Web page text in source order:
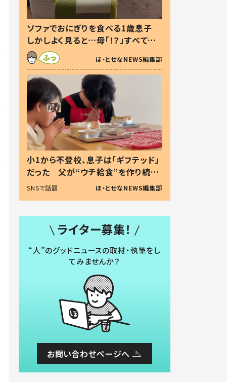
ソファでおにぎりを食べる1歳息子
しかしよく見ると…母「！？」すべてを
察した母の投稿に「可愛いから許
す！」「現行犯〜」
ほ・とせなNEWS編集部
小1から不登校、息子は「ギフテッド」
だった 父が“ウチ給食”を作り続け
る理由とは #令和の親 #令和の子
SNSで話題 ほ・とせなNEWS編集部
ライター募集！
“人”のグッドニュースの取材・執筆をし
てみませんか？
お問い合わせページへ